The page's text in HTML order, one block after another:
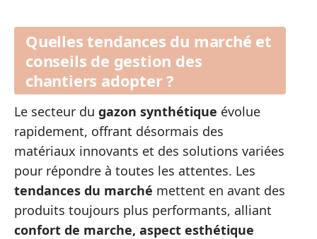
Quelles tendances du marché et
conseils de gestion des
chantiers adopter ?
Le secteur du gazon synthétique évolue
rapidement, offrant désormais des
matériaux innovants et des solutions variées
pour répondre à toutes les attentes. Les
tendances du marché mettent en avant des
produits toujours plus performants, alliant
confort de marche, aspect esthétique